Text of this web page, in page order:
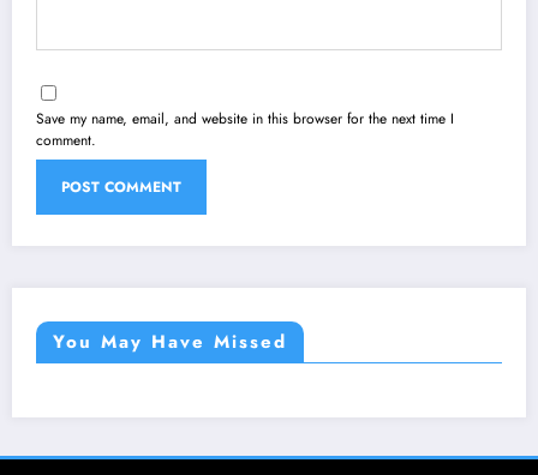
Save my name, email, and website in this browser for the next time I
comment.
You May Have Missed